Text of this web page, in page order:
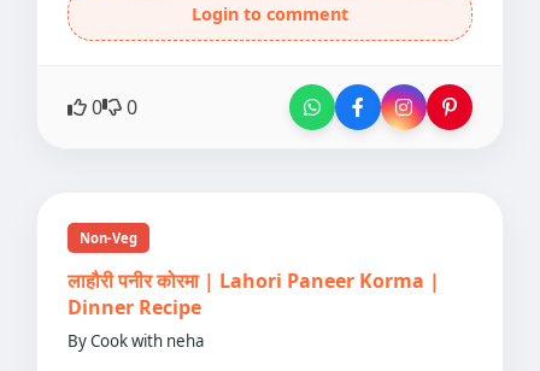
Login to comment
0 0
Non-Veg
लाहौरी पनीर कोरमा | Lahori Paneer Korma |
Dinner Recipe
By Cook with neha